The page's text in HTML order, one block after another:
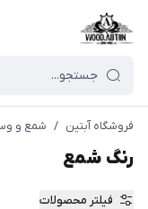
فروشگاه آبتین / شمع و
رنگ شمع
فیلتر محصولات